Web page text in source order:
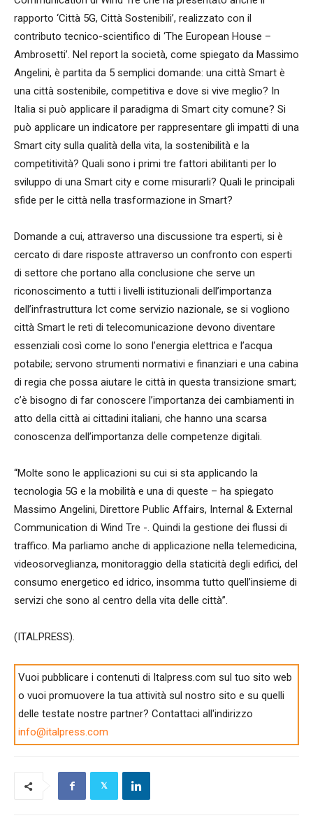
rapporto ‘Città 5G, Città Sostenibili’, realizzato con il
contributo tecnico-scientifico di ‘The European House –
Ambrosetti’. Nel report la società, come spiegato da Massimo
Angelini, è partita da 5 semplici domande: una città Smart è
una città sostenibile, competitiva e dove si vive meglio? In
Italia si può applicare il paradigma di Smart city comune? Si
può applicare un indicatore per rappresentare gli impatti di una
Smart city sulla qualità della vita, la sostenibilità e la
competitività? Quali sono i primi tre fattori abilitanti per lo
sviluppo di una Smart city e come misurarli? Quali le principali
sfide per le città nella trasformazione in Smart?
Domande a cui, attraverso una discussione tra esperti, si è
cercato di dare risposte attraverso un confronto con esperti
di settore che portano alla conclusione che serve un
riconoscimento a tutti i livelli istituzionali dell’importanza
dell’infrastruttura Ict come servizio nazionale, se si vogliono
città Smart le reti di telecomunicazione devono diventare
essenziali così come lo sono l’energia elettrica e l’acqua
potabile; servono strumenti normativi e finanziari e una cabina
di regia che possa aiutare le città in questa transizione smart;
c’è bisogno di far conoscere l’importanza dei cambiamenti in
atto della città ai cittadini italiani, che hanno una scarsa
conoscenza dell’importanza delle competenze digitali.
“Molte sono le applicazioni su cui si sta applicando la
tecnologia 5G e la mobilità e una di queste – ha spiegato
Massimo Angelini, Direttore Public Affairs, Internal & External
Communication di Wind Tre -. Quindi la gestione dei flussi di
traffico. Ma parliamo anche di applicazione nella telemedicina,
videosorveglianza, monitoraggio della staticità degli edifici, del
consumo energetico ed idrico, insomma tutto quell’insieme di
servizi che sono al centro della vita delle città”.
(ITALPRESS).
Vuoi pubblicare i contenuti di Italpress.com sul tuo sito web
o vuoi promuovere la tua attività sul nostro sito e su quelli
delle testate nostre partner? Contattaci all'indirizzo
info@italpress.com